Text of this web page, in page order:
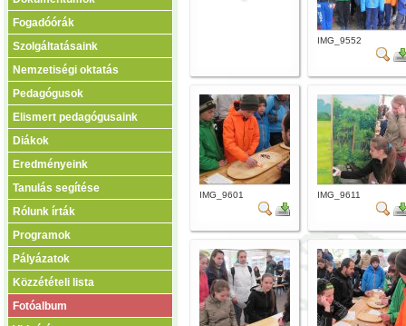
Fogadóórák
Szolgáltatásaink
Nemzetiségi oktatás
Pedagógusok
Elismert pedagógusaink
Diákok
Eredményeink
Tanulás segítése
Rólunk írták
Programok
Pályázatok
Közzétételi lista
Fotóalbum
IMG_9552
IMG_9601 IMG_9611